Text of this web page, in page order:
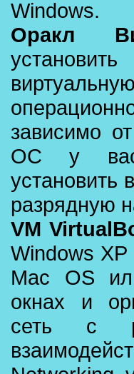
Windows.
Оракл
зависимо
ОС у
установить
разрядную
VM
Windows
Mac OS
окнах и
сеть с